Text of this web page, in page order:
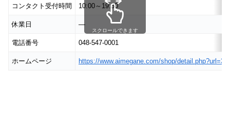
コンタクト受付時間 10:00～19:30
休業日 ―
電話番号 048-547-0001
ホームページ https://www.aimegane.com/shop/
スクロールできます